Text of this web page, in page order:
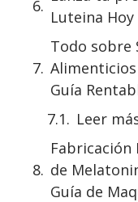
Luteina Hoy
Todo sobre
Alimenticios
Guía
Leer
Fabricación
de
Guía de